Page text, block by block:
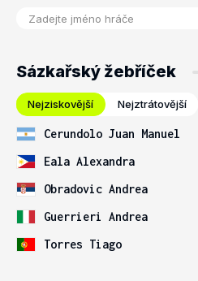
Sázkařský žebříček
Nejziskovější Nejztrátovější
Cerundolo Juan Manuel
Eala Alexandra
Obradovic Andrea
Guerrieri Andrea
Torres Tiago